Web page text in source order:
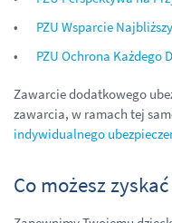
PZU Wsparcie
PZU Ochrona Każdego
Zawarcie dodatkowego
zawarcia, w ramach tej
indywidualnego
Co możesz zyskać